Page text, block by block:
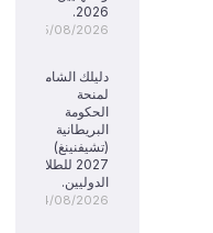
2026.
05/08/2026
دليلك الشامل
لمنحة
الحكومة
البريطانية
(تشيفنينغ)
2027 للطلاب
الدوليين.
04/08/2026